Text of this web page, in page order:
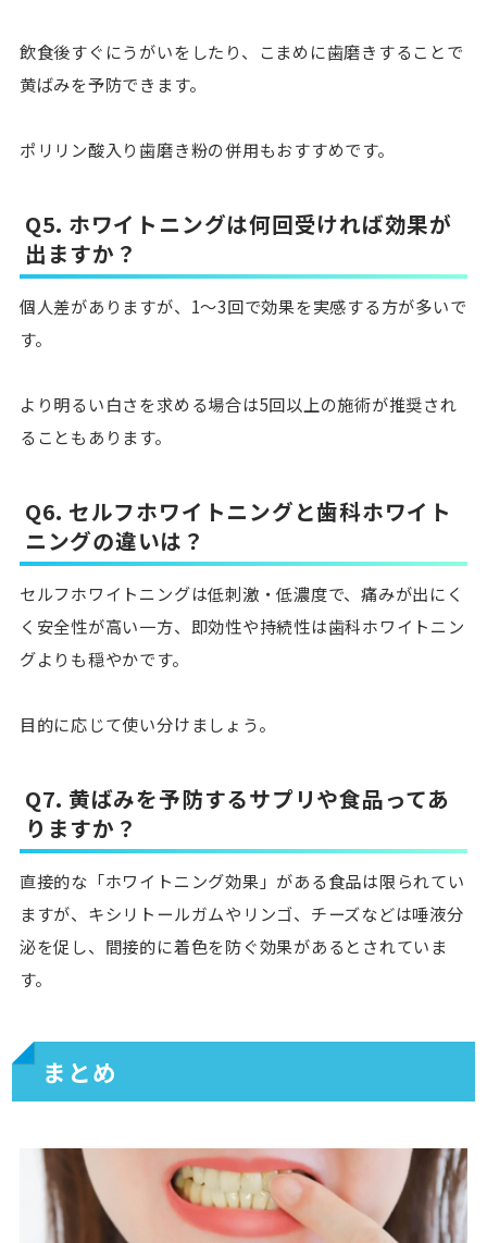
飲食後すぐにうがいをしたり、こまめに歯磨きすることで
黄ばみを予防できます。
ポリリン酸入り歯磨き粉の併用もおすすめです。
Q5. ホワイトニングは何回受ければ効果が
出ますか？
個人差がありますが、1〜3回で効果を実感する方が多いで
す。
より明るい白さを求める場合は5回以上の施術が推奨され
ることもあります。
Q6. セルフホワイトニングと歯科ホワイト
ニングの違いは？
セルフホワイトニングは低刺激・低濃度で、痛みが出にく
く安全性が高い一方、即効性や持続性は歯科ホワイトニン
グよりも穏やかです。
目的に応じて使い分けましょう。
Q7. 黄ばみを予防するサプリや食品ってあ
りますか？
直接的な「ホワイトニング効果」がある食品は限られてい
ますが、キシリトールガムやリンゴ、チーズなどは唾液分
泌を促し、間接的に着色を防ぐ効果があるとされていま
す。
まとめ